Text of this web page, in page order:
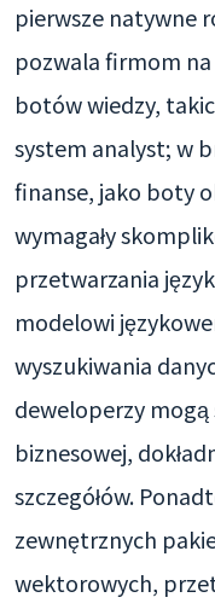
pierwsze natywne
pozwala firmom
botów wiedzy,
system analyst; w
finanse, jako boty
wymagały
przetwarzania
modelowi
wyszukiwania
deweloperzy mogą
biznesowej,
szczegółów.
zewnętrznych
wektorowych,